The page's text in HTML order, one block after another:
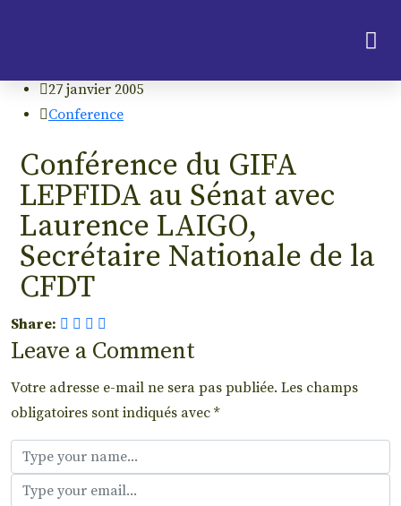
27 janvier 2005
Conference
Conférence du GIFA
LEPFIDA au Sénat avec
Laurence LAIGO,
Secrétaire Nationale de la
CFDT
Share:
Leave a Comment
Votre adresse e-mail ne sera pas publiée. Les champs
obligatoires sont indiqués avec *